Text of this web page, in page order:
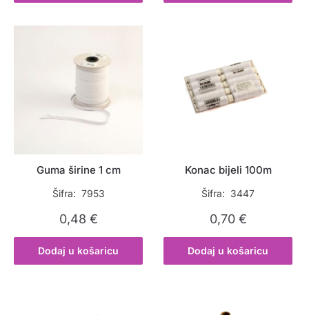
Guma širine 1 cm
Šifra: 7953
0,48 €
Dodaj u košaricu
Konac bijeli 100m
Šifra: 3447
0,70 €
Dodaj u košaricu